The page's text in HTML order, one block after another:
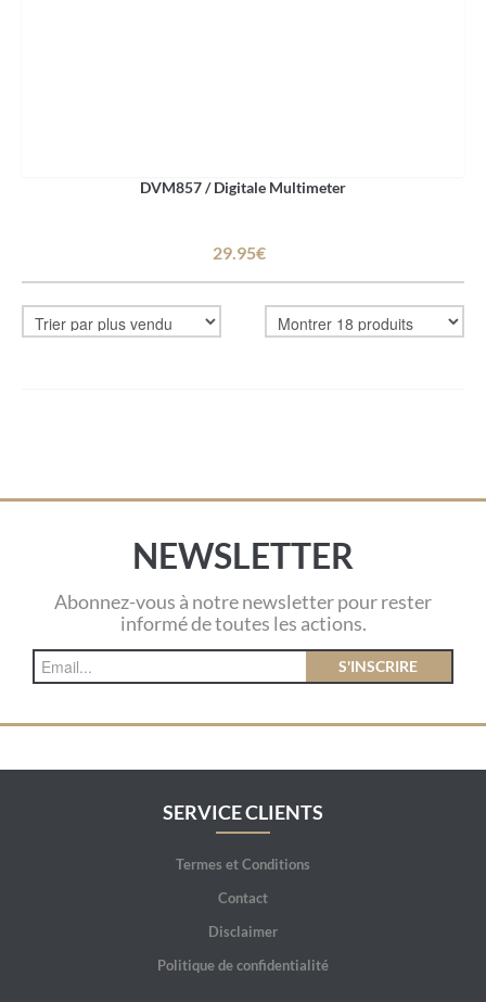
DVM857 / Digitale Multimeter
29.95€
NEWSLETTER
Abonnez-vous à notre newsletter pour rester
informé de toutes les actions.
S'INSCRIRE
SERVICE CLIENTS
Termes et Conditions
Contact
Disclaimer
Politique de confidentialité